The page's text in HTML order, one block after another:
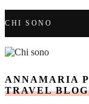
CHI SONO
ANNAMARIA
TRAVEL